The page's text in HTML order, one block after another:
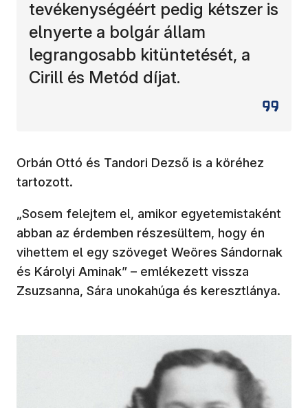
tevékenységéért pedig kétszer is
elnyerte a bolgár állam
legrangosabb kitüntetését, a
Cirill és Metód díjat.
Orbán Ottó és Tandori Dezső is a köréhez
tartozott.
„Sosem felejtem el, amikor egyetemistaként
abban az érdemben részesültem, hogy én
vihettem el egy szöveget Weöres Sándornak
és Károlyi Aminak” – emlékezett vissza
Zsuzsanna, Sára unokahúga és keresztlánya.